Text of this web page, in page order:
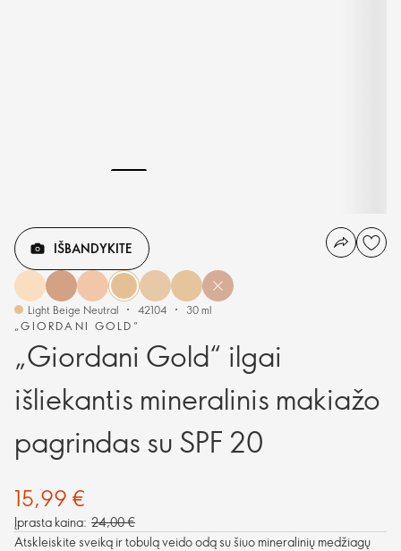
„GIORDANI GOLD“
„Giordani Gold“ ilgai
išliekantis mineralinis makiažo
pagrindas su SPF 20
IŠBANDYKITE
Light Beige Neutral 42104 30 ml
15,99 €
Įprasta kaina: 24,00 €
Atskleiskite sveiką ir tobulą veido odą su šiuo mineralinių medžiagų